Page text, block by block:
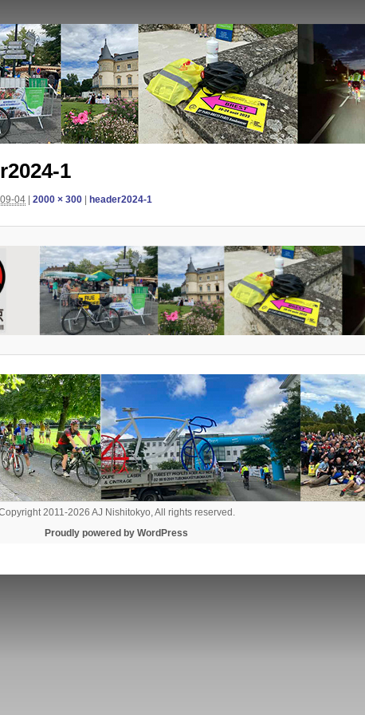
のブルベ情報を発信しています。XServer
1
04 | 2000 × 300 | header2024-1
2011-2026 AJ Nishitokyo, All rights reserved.
Proudly powered by WordPress